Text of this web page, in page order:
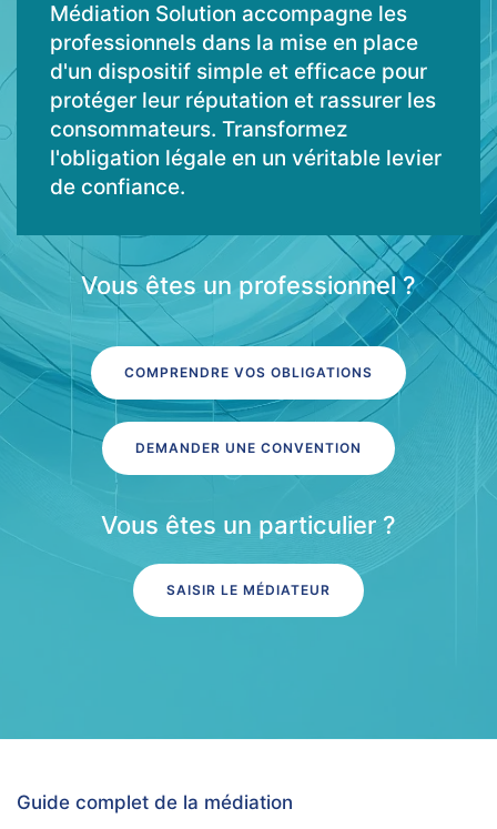
Médiation Solution accompagne les
professionnels dans la mise en place
d'un dispositif simple et efficace pour
protéger leur réputation et rassurer les
consommateurs. Transformez
l'obligation légale en un véritable levier
de confiance.
Vous êtes un professionnel ?
COMPRENDRE VOS OBLIGATIONS
DEMANDER UNE CONVENTION
Vous êtes un particulier ?
SAISIR LE MÉDIATEUR
Guide complet de la médiation